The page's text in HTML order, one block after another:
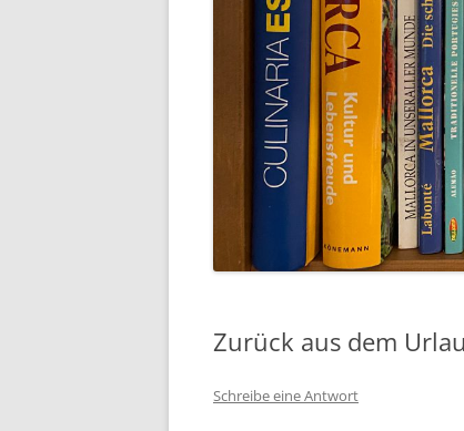
Zurück aus dem
Schreibe eine Antwort